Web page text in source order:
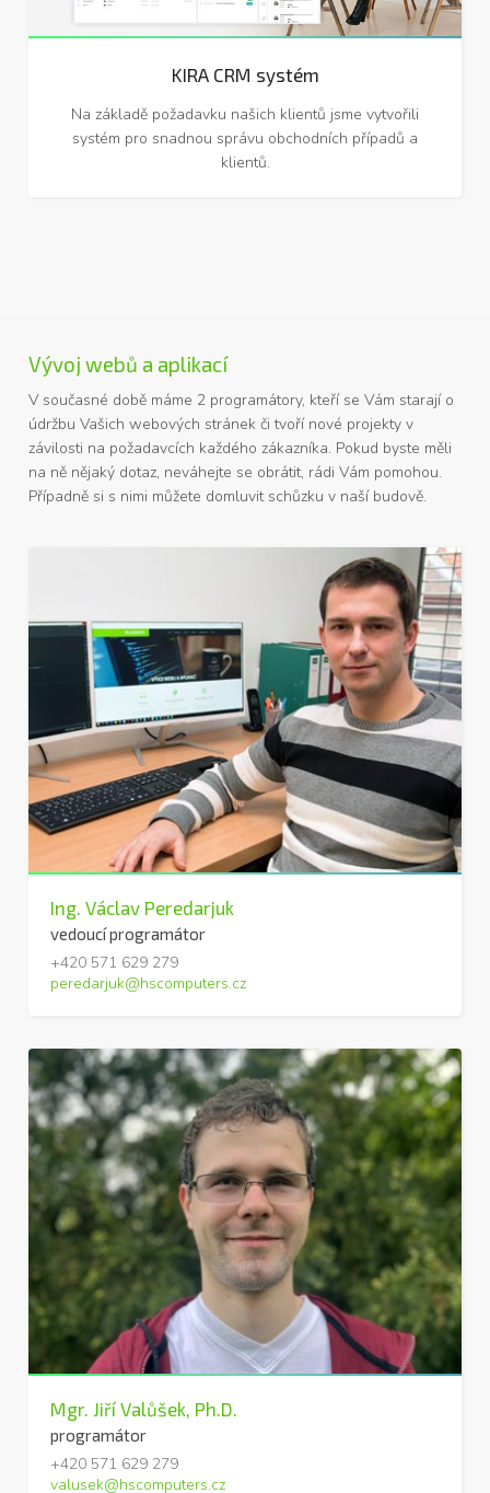
KIRA CRM systém
Na základě požadavku našich klientů jsme vytvořili
systém pro snadnou správu obchodních případů a
klientů.
Vývoj webů a aplikací
V současné době máme 2 programátory, kteří se Vám starají o
údržbu Vašich webových stránek či tvoří nové projekty v
závilosti na požadavcích každého zákazníka. Pokud byste měli
na ně nějaký dotaz, neváhejte se obrátit, rádi Vám pomohou.
Případně si s nimi můžete domluvit schůzku v naší budově.
Ing. Václav Peredarjuk
vedoucí programátor
+420 571 629 279
peredarjuk@hscomputers.cz
Mgr. Jiří Valůšek, Ph.D.
programátor
+420 571 629 279
valusek@hscomputers.cz